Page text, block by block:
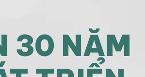
30 NĂM